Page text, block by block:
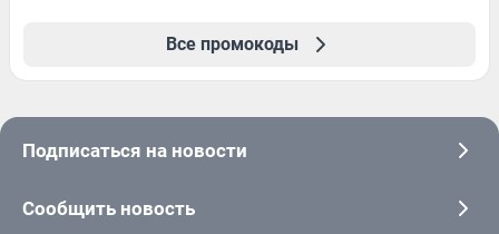
Все промокоды
Подписаться на новости
Сообщить новость